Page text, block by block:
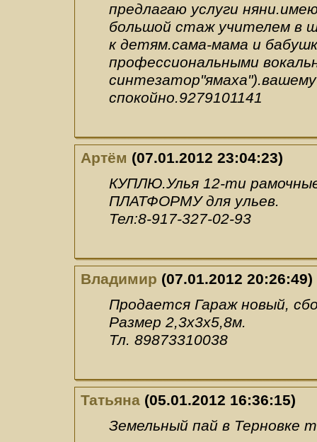
предлагаю услуги
большой стаж учителем в
к детям.сама-мама и
профессиональными
спокойно.9279101141
Артём (07.01.2012 23:04:23)
КУПЛЮ.Улья 12-ти
ПЛАТФОРМУ для ульев.
Тел:8-917-327-02-93
Владимир (07.01.2012 20:26:49)
Продается Гараж новый,
Размер 2,3х3х5,8м.
Тл. 89873310038
Татьяна (05.01.2012 16:36:15)
Земельный пай в Терновке